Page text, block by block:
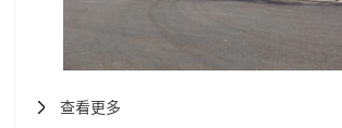
查看更多